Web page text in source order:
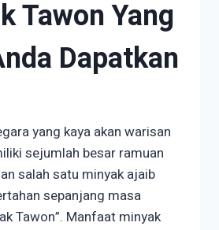
Tawon Yang
Dapatkan
yang kaya akan warisan
sejumlah besar ramuan
salah satu minyak ajaib
sepanjang masa
Tawon”. Manfaat minyak